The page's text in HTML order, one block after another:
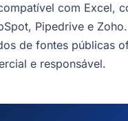
com Excel,
Pipedrive e Zoho.
de fontes públicas
e responsável.